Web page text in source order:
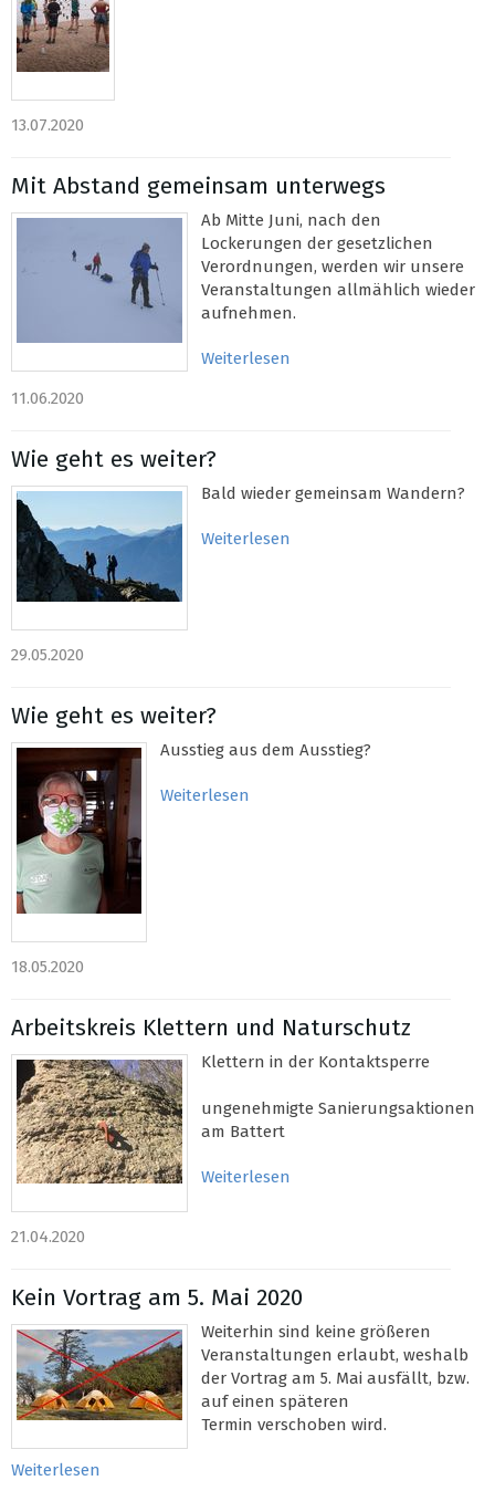
13.07.2020
Mit Abstand gemeinsam unterwegs
Ab Mitte Juni, nach den
Lockerungen der gesetzlichen
Verordnungen, werden wir unsere
Veranstaltungen allmählich wieder
aufnehmen.
Weiterlesen
11.06.2020
Wie geht es weiter?
Bald wieder gemeinsam Wandern?
Weiterlesen
29.05.2020
Wie geht es weiter?
Ausstieg aus dem Ausstieg?
Weiterlesen
18.05.2020
Arbeitskreis Klettern und Naturschutz
Klettern in der Kontaktsperre
ungenehmigte Sanierungsaktionen
am Battert
Weiterlesen
21.04.2020
Kein Vortrag am 5. Mai 2020
Weiterhin sind keine größeren
Veranstaltungen erlaubt, weshalb
der Vortrag am 5. Mai ausfällt, bzw.
auf einen späteren
Termin verschoben wird.
Weiterlesen